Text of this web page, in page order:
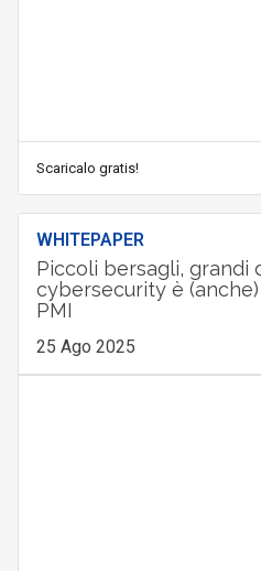
Scaricalo gratis!
WHITEPAPER
Piccoli bersagli, grandi
cybersecurity è (anche)
PMI
25 Ago 2025